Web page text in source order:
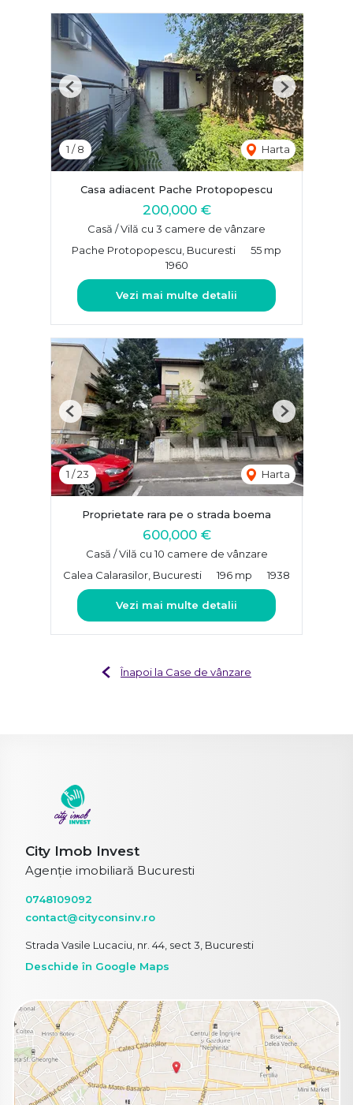
1 /8 Harta
Previous Next
Casa adiacent Pache Protopopescu
200,000 €
Casă / Vilă cu 3 camere de vânzare
Pache Protopopescu, Bucuresti
55 mp
1960
Vezi mai multe detalii
1 /23 Harta
Previous Next
Proprietate rara pe o strada boema
600,000 €
Casă / Vilă cu 10 camere de vânzare
Calea Calarasilor, Bucuresti
196 mp 1938
Vezi mai multe detalii
Înapoi la Case de vânzare
City Imob Invest
Agenție imobiliară Bucuresti
0748109092
contact@cityconsinv.ro
Strada Vasile Lucaciu, nr. 44, sect 3, Bucuresti
Deschide în Google Maps